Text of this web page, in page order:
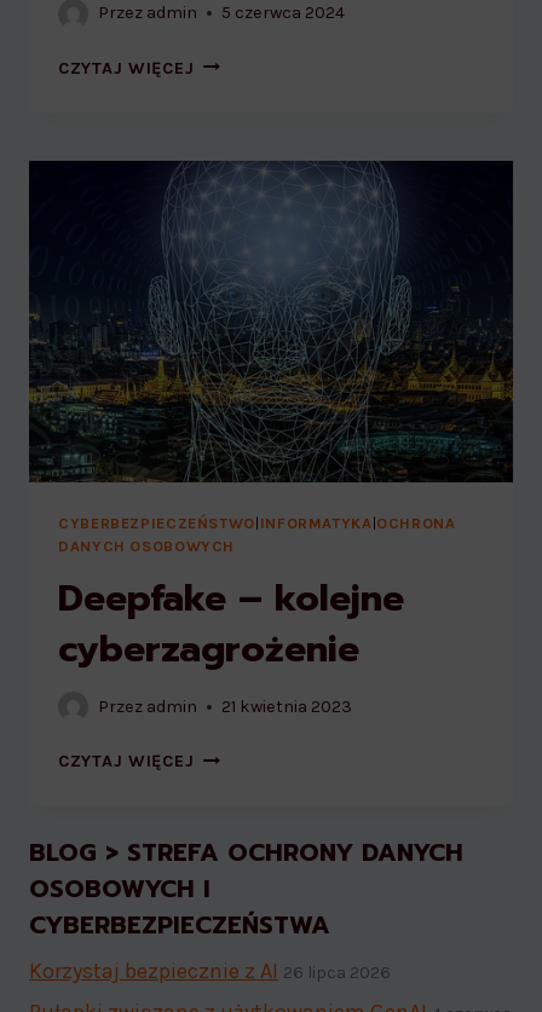
Przez admin 5 czerwca 2024
CZYTAJ WIĘCEJ JAK
CYBERBEZPIECZEŃSTWO| INFORMATYKA|OCHRONA
DANYCH OSOBOWYCH
Deepfake – kolejne
cyberzagrożenie
Przez admin 21 kwietnia 2023
CZYTAJ WIĘCEJ DEEPFAKE
BLOG > STREFA OCHRONY DANYCH
OSOBOWYCH I
CYBERBEZPIECZEŃSTWA
Korzystaj bezpiecznie z AI 26 lipca 2026